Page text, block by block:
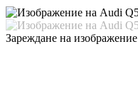
Зареждане на изображение